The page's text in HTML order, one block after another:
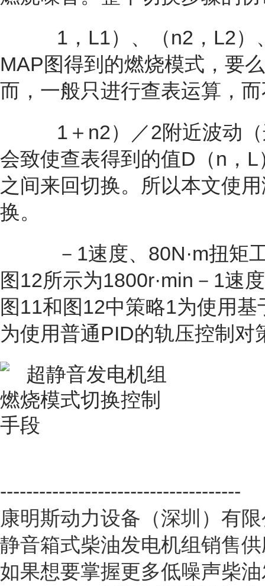
1，L1）、（n2，L2）
MAP图得到的燃烧模式，要
而，一般只进行查表运算，
1＋n2）／2附近波动（
会致使查表得到的值D（n，
之间来回切换。所以本文使
换。
－1速度、80N·m扭矩工
图12所示为1800r·min－1速
图11和图12中策略1为使用
为使用普通PID的轨压控制对
-------------------------------------
康明斯动力设备（深圳）有
静音箱式柴油发电机组销售
如果想要掌握更多低噪声柴